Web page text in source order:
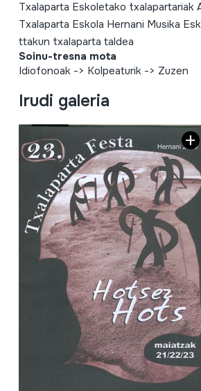
Txalaparta Eskoletako txalapartariak
Txalaparta Eskola Hernani Musika
ttakun txalaparta taldea
Soinu-tresna mota
Idiofonoak-> Kolpeaturik-> Zuzen
Irudi galeria